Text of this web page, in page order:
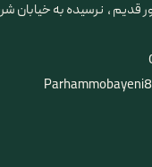
قدیم ، نرسیده به خیابان